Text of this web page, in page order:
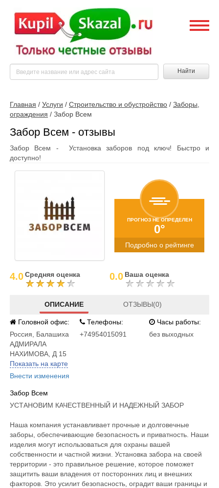
Найти
Главная / Услуги / Строительство и обустройство / Заборы,
ограждения / Забор Всем
Забор Всем - отзывы
Забор Всем - Установка заборов под ключ! Быстро и
доступно!
ПРОГНОЗ НЕ ОПРЕДЕЛЕН
0°
Подробно о рейтинге
4.0Средняя оценка 0.0 Ваша оценка
ОПИСАНИЕ ОТЗЫВЫ(0)
Головной офис:
Россия
Балашиха
АДМИРАЛА
НАХИМОВА, Д 15
Показать на карте
Внести изменения
Телефоны:
+74954015091
Часы работы:
без выходных
Забор Всем
УСТАНОВИМ КАЧЕСТВЕННЫЙ И НАДЕЖНЫЙ ЗАБОР
Наша компания устанавливает прочные и долговечные
заборы, обеспечивающие безопасность и приватность. Наши
изделия могут использоваться для охраны вашей
собственности и частной жизни. Установка забора на своей
территории - это правильное решение, которое поможет
защитить ваши владения от посторонних лиц и внешних
факторов. Это усилит безопасность, оградит ваши границы и